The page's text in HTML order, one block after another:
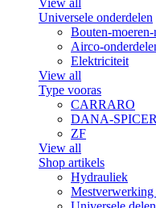
View all
Universele onderdelen
Bouten-
Airco-
Elektriciteit
View all
Type vooras
CARRARO
DANA-
ZF
View all
Shop artikels
Hydrauliek
Mestverwerking